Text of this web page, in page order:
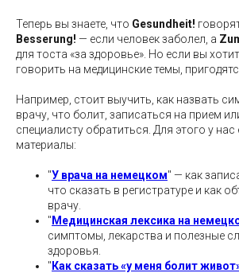
Теперь вы знаете, что Gesundheit!
Besserung! — если человек заболел, а
для тоста «за здоровье». Но если вы
говорить на медицинские темы,
Например, стоит выучить, как назвать
врачу, что болит, записаться на прием
специалисту обратиться. Для этого у нас
материалы:
"У врача на немецком" — как
что сказать в регистратуре и как
врачу.
" Медицинская лексика на
симптомы, лекарства и полезные
здоровья.
" Как сказать «у меня болит